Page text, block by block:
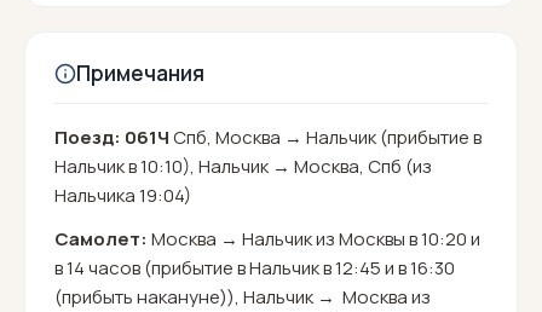
Примечания
Поезд: 061ЧСпб, Москва → Нальчик (прибытие в
Нальчик в 10:10), Нальчик → Москва, Спб (из
Нальчика 19:04)
Самолет: Москва → Нальчик из Москвы в 10:20 и
в 14 часов (прибытие в Нальчик в 12:45 и в 16:30
(прибыть накануне)), Нальчик → Москва из